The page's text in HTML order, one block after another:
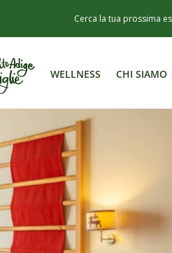
WELLNESS CHI SIAMO